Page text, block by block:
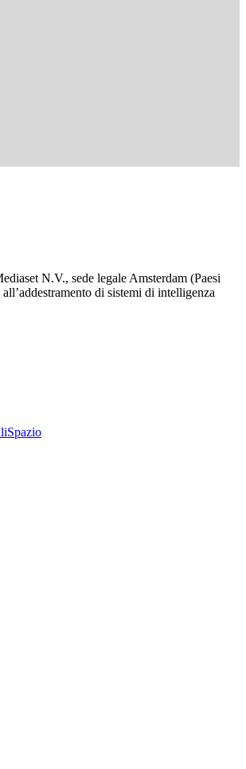
N.V., sede legale Amsterdam (Paesi
di sistemi di intelligenza
Spazio